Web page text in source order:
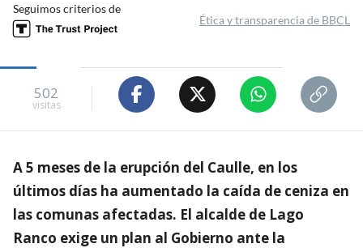
Seguimos criterios de
Ética y transparencia de BBCL
502
visitas
A 5 meses de la erupción del Caulle, en los
últimos días ha aumentado la caída de ceniza en
las comunas afectadas. El alcalde de Lago
Ranco exige un plan al Gobierno ante la